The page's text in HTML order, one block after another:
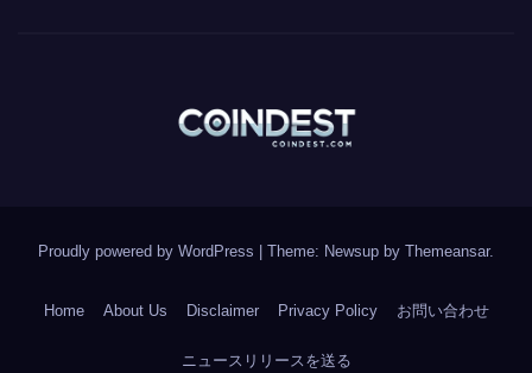
Proudly powered by WordPress | Theme: Newsup by Themeansar.
Home About Us Disclaimer Privacy Policy お問い合わせ
ニュースリリースを送る